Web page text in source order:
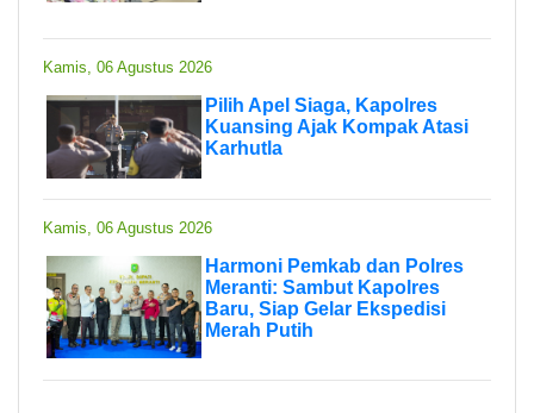
Kamis, 06 Agustus 2026
Pilih Apel Siaga, Kapolres
Kuansing Ajak Kompak Atasi
Karhutla
Kamis, 06 Agustus 2026
Harmoni Pemkab dan Polres
Meranti: Sambut Kapolres
Baru, Siap Gelar Ekspedisi
Merah Putih